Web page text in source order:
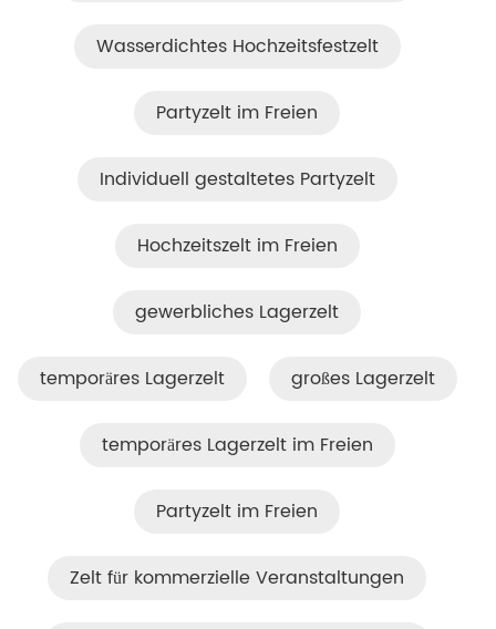
Wasserdichtes Hochzeitsfestzelt
Partyzelt im Freien
Individuell gestaltetes Partyzelt
Hochzeitszelt im Freien
gewerbliches Lagerzelt
temporäres Lagerzelt großes Lagerzelt
temporäres Lagerzelt im Freien
Partyzelt im Freien
Zelt für kommerzielle Veranstaltungen